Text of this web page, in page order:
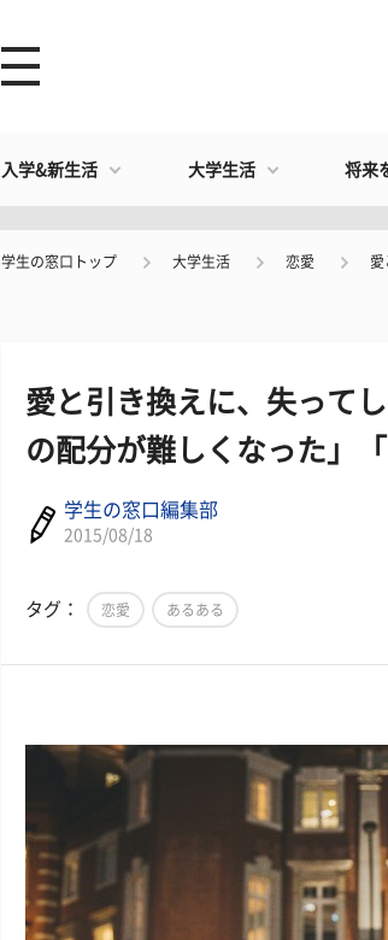
入学&新生活 大学生活 将来
学生の窓口トップ 大学生活 恋愛 愛
愛と引き換えに、失って
の配分が難しくなった」
学生の窓口編集部
2015/08/18
タグ： 恋愛 あるある